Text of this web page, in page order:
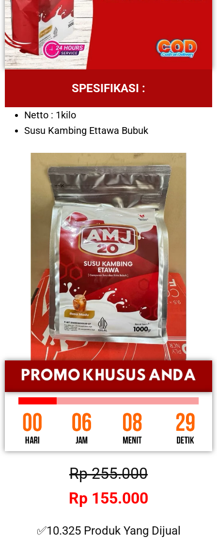
SPESIFIKASI :
Netto : 1kilo
Susu Kambing Ettawa Bubuk
Rp 255.000
Rp 155.000
✅10.325 Produk Yang Dijual